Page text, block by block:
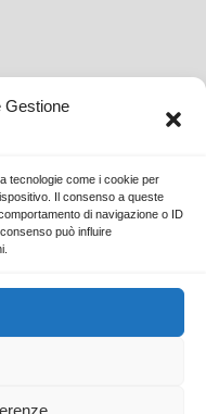
Gestione
tecnologie come i cookie per
Il consenso a queste
di navigazione o ID
può influire
IVA 02052080781